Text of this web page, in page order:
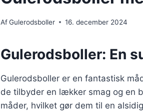
AfGulerodsboller 16. december 2024
Gulerodsboller: En
Gulerodsboller er en fantastisk
de tilbyder en lækker smag og en
måder, hvilket gør dem til en